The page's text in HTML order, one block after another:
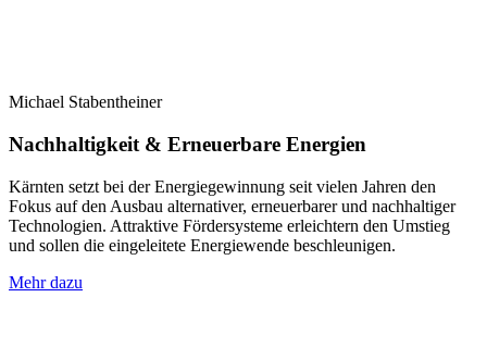
Michael Stabentheiner
Nachhaltigkeit & Erneuerbare Energien
Kärnten setzt bei der Energiegewinnung seit vielen Jahren den
Fokus auf den Ausbau alternativer, erneuerbarer und nachhaltiger
Technologien. Attraktive Fördersysteme erleichtern den Umstieg
und sollen die eingeleitete Energiewende beschleunigen.
Mehr dazu